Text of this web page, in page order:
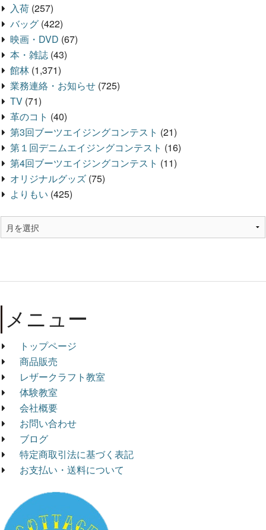
入荷 (257)
バッグ (422)
映画・DVD (67)
本・雑誌 (43)
館林 (1,371)
業務連絡・お知らせ (725)
TV (71)
革のコト (40)
第3回ブーツエイジングコンテスト (21)
第１回デニムエイジングコンテスト (16)
第4回ブーツエイジングコンテスト (11)
オリジナルグッズ (75)
よりもい (425)
メニュー
トップページ
商品販売
レザークラフト教室
体験教室
会社概要
お問い合わせ
ブログ
特定商取引法に基づく表記
お支払い・送料について